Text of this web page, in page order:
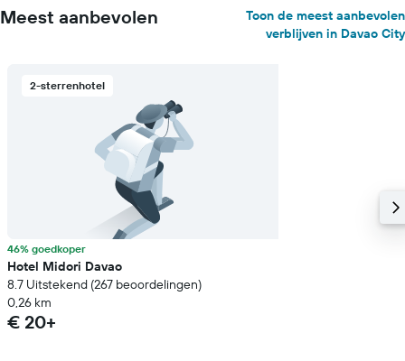
Meest aanbevolen
Toon de meest aanbevolen
verblijven in Davao City
2-sterrenhotel
46% goedkoper
Hotel Midori Davao
8.7 Uitstekend (267 beoordelingen)
0,26 km
€ 20+